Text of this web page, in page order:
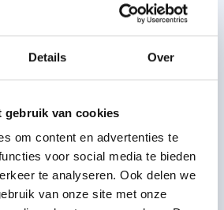
Details Over
gebruik van cookies
om content en advertenties te
voor social media te bieden
te analyseren. Ook delen we
van onze site met onze
je studiejaren wil afkopen of een
Pensioendienst
in één van de
binnen de maand.